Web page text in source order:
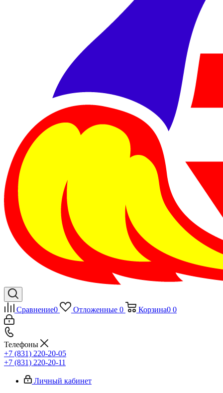
Сравнение0 Отложенные 0 Корзина0 0
Телефоны
+7 (831) 220-20-05
+7 (831) 220-20-11
Личный кабинет